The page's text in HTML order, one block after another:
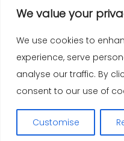
We value your
We use cookies to
experience, serve
analyse our traffic. By
consent to our use of
Customise